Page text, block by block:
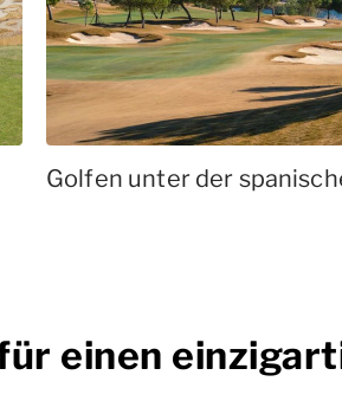
Golfen unter der
einen